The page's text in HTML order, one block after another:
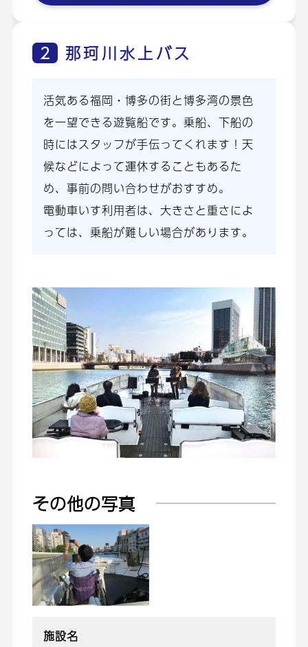
2 那珂川水上バス
活気ある福岡・博多の街と博多湾の景色
を一望できる遊覧船です。乗船、下船の
時にはスタッフが手伝ってくれます！天
候などによって運休することもあるた
め、事前の問い合わせがおすすめ。
電動車いす利用者は、大きさと重さによ
っては、乗船が難しい場合があります。
その他の写真
施設名